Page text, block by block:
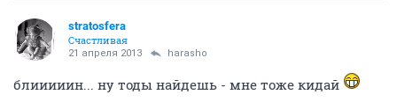
stratosfera
Счастливая
21 апреля 2013 harasho
блииииин... ну тоды найдешь - мне тоже кидай